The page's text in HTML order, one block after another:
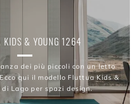
KIDS & YOUNG 1264
dei più piccoli con un letto
qui il modello Fluttua Kids &
di Lago per spazi design.